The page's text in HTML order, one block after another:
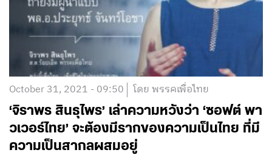
October 31, 2021 - 09:50 โดย พรรคเพื่อไทย
‘จิราพร สินธุไพร’ เล่าความหวังว่า ‘ซอฟต์ พา
วเวอร์ไทย’ จะต้องมีรากของความเป็นไทย ที่มี
ความเป็นสากลผสมอยู่